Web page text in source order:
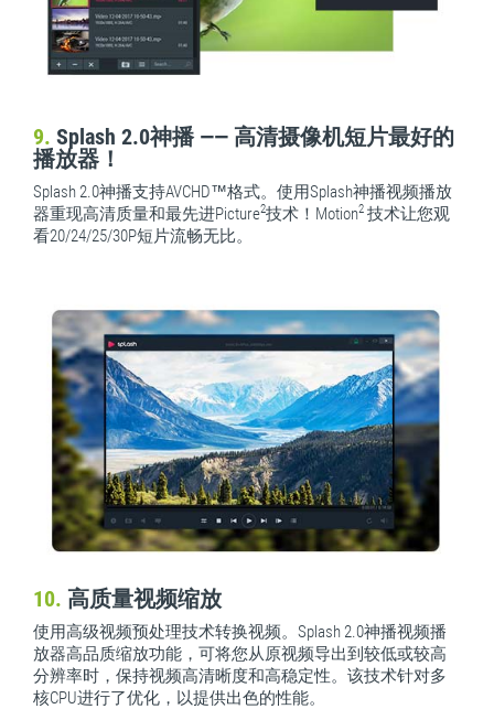
9. Splash 2.0神播 —— 高清摄像机短片最好的
播放器！
Splash 2.0神播支持AVCHD™格式。使用Splash神播视频播放
器重现高清质量和最先进Picture2技术！Motion2 技术让您观
看20/24/25/30P短片流畅无比。
10. 高质量视频缩放
使用高级视频预处理技术转换视频。Splash 2.0神播视频播
放器高品质缩放功能，可将您从原视频导出到较低或较高
分辨率时，保持视频高清晰度和高稳定性。该技术针对多
核CPU进行了优化，以提供出色的性能。